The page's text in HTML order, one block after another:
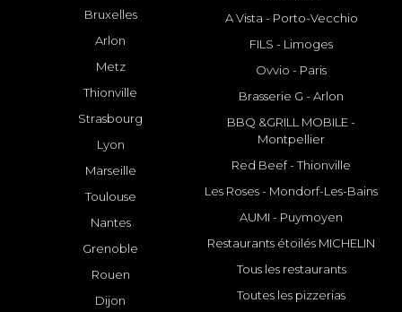
Bruxelles
Arlon
Metz
Thionville
Strasbourg
Lyon
Marseille
Toulouse
Nantes
Grenoble
Rouen
Dijon
A Vista - Porto-Vecchio
FILS - Limoges
Ovvio - Paris
Brasserie G - Arlon
BBQ &GRILL MOBILE -
Montpellier
Red Beef - Thionville
Les Roses - Mondorf-Les-Bains
AUMI - Puymoyen
Restaurants étoilés MICHELIN
Tous les restaurants
Toutes les pizzerias